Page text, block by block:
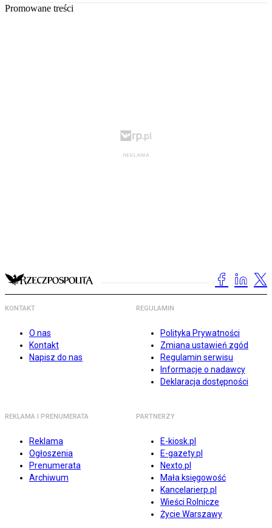
Promowane treści
KONTAKT
O nas
Kontakt
Napisz do nas
REGULAMIN
Polityka Prywatności
Zmiana ustawień zgód
Regulamin serwisu
Informacje o nadawcy
Deklaracja dostępności
REKLAMA I PRENUMERATA
Reklama
Ogłoszenia
Prenumerata
Archiwum
PARTNERZY
E-kiosk.pl
E-gazety.pl
Nexto.pl
Mała księgowość
Kancelarierp.pl
Wieści Rolnicze
Życie Warszawy